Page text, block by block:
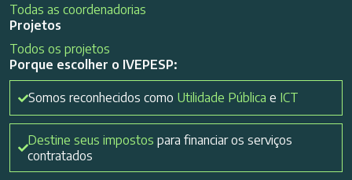
Todas as coordenadorias
Projetos
Todos os projetos
Porque escolher o IVEPESP:
Somos reconhecidos como Utilidade Pública e ICT
Destine seus impostos para financiar os serviços
contratados